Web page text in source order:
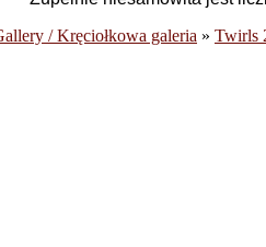
/ Kręciołkowa galeria » Twirls